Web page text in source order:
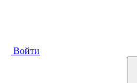
Войти